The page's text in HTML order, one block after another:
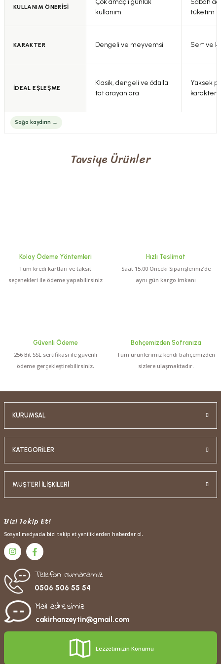
KULLANIM ÖNERİSİ
Çok amaçlı günlük
kullanım
Sabah
tüketim
KARAKTER Dengeli ve meyvemsi Sert ve
İDEAL EŞLEŞME
Klasik, dengeli ve ödüllü
tat arayanlara
Yüksek
karakter
Tavsiye Ürünler
Kolay Ödeme Yöntemleri
Tüm kredi kartları ve taksit
seçenekleri ile ödeme yapabilirsiniz
Hızlı Teslimat
Saat 15:00 Önceki Siparişleriniz’de
aynı gün kargo imkanı
Güvenli Ödeme
256 Bit SSL sertifikası ile güvenli
ödeme gerçekleştirebilirsiniz.
Bahçemizden Sofranıza
Tüm ürünlerimiz kendi bahçemizden
sizlere ulaşmaktadır.
KURUMSAL
KATEGORİLER
MÜŞTERİ İLİŞKİLERİ
Bizi Takip Et!
Sosyal medyada bizi takip et yeniliklerden haberdar ol.
Telefon numaramız
0506 506 55 54
Mail adresimiz
cakirhanzeytin@gmail.com
Lezzetimizin Konumu